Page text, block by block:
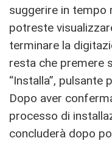
suggerire in tempo
potreste
terminare la
resta che premere
“Installa”, pulsante
Dopo aver
processo di
concluderà dopo